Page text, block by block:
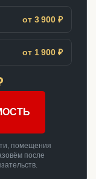
от 3 900 ₽
от 1 900 ₽
помещения
после